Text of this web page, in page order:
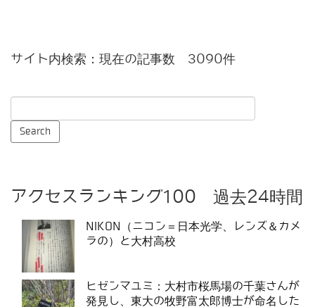
サイト内検索：現在の記事数 3090件
アクセスランキング100 過去24時間
NIKON（ニコン＝日本光学、レンズ＆カメ
ラの）と大村高校
ヒゼンマユミ：大村市桜馬場の千葉さんが
発見し、東大の牧野富太郎博士が命名した